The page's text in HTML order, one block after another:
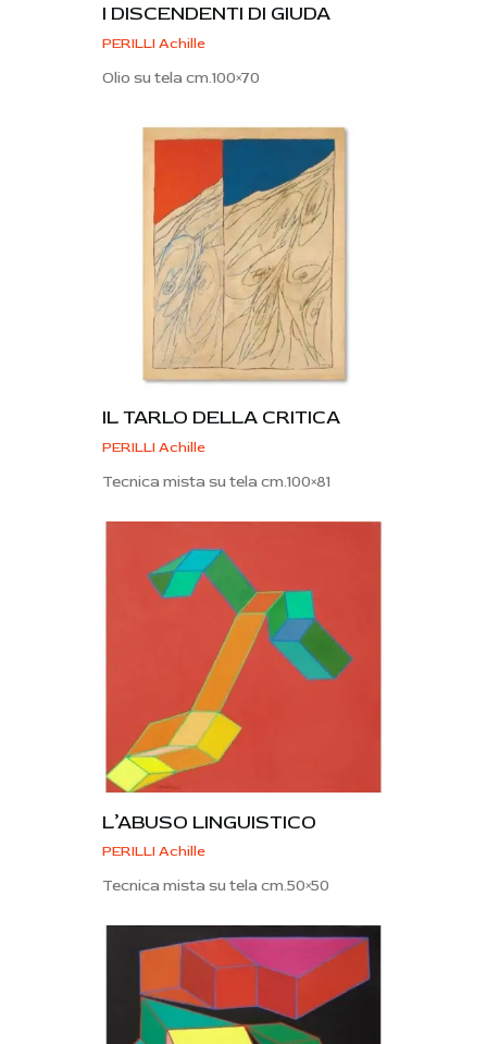
I DISCENDENTI DI GIUDA
PERILLI Achille
Olio su tela cm.100×70
IL TARLO DELLA CRITICA
PERILLI Achille
Tecnica mista su tela cm.100×81
L’ABUSO LINGUISTICO
PERILLI Achille
Tecnica mista su tela cm.50×50